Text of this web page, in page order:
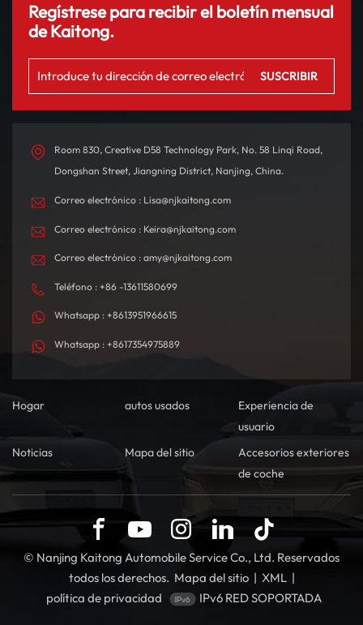
Regístrese para recibir el boletín mensual
de Kaitong.
Room 830, Creative D58 Technology Park, No. 58 Linqi Road,
Dongshan Street, Jiangning District, Nanjing, China.
Correo electrónico : Lisa@njkaitong.com
Correo electrónico : Keira@njkaitong.com
Correo electrónico : amy@njkaitong.com
Teléfono : +86 -13611580699
Whatsapp : +8613951966615
Whatsapp : +8617354975889
Hogar autos usados
Experiencia de
usuario
Noticias
Mapa del sitio
Accesorios exteriores
de coche
© Nanjing Kaitong Automobile Service Co., Ltd. Reservados
todos los derechos. Mapa del sitio | XML |
política de privacidad
IPv6 RED SOPORTADA